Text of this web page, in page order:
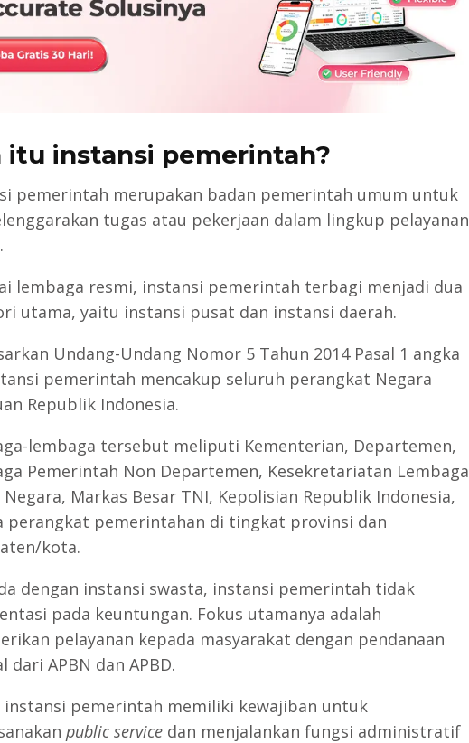
itu instansi pemerintah?
pemerintah merupakan badan pemerintah umum untuk
tugas atau pekerjaan dalam lingkup pelayanan
lembaga resmi, instansi pemerintah terbagi menjadi dua
utama, yaitu instansi pusat dan instansi daerah.
Undang-Undang Nomor 5 Tahun 2014 Pasal 1 angka
pemerintah mencakup seluruh perangkat Negara
Republik Indonesia.
lembaga tersebut meliputi Kementerian, Departemen,
Pemerintah Non Departemen, Kesekretariatan Lembaga
Markas Besar TNI, Kepolisian Republik Indonesia,
perangkat pemerintahan di tingkat provinsi dan
kota.
dengan instansi swasta, instansi pemerintah tidak
pada keuntungan. Fokus utamanya adalah
pelayanan kepada masyarakat dengan pendanaan
dari APBN dan APBD.
instansi pemerintah memiliki kewajiban untuk
public servicedan menjalankan fungsi administratif